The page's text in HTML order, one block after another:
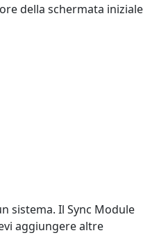
della schermata iniziale
sistema. Il Sync Module
aggiungere altre